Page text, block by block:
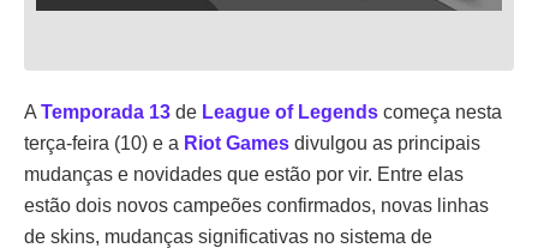
A Temporada 13 de League of Legends começa nesta
terça-feira (10) e a Riot Games divulgou as principais
mudanças e novidades que estão por vir. Entre elas
estão dois novos campeões confirmados, novas linhas
de skins, mudanças significativas no sistema de